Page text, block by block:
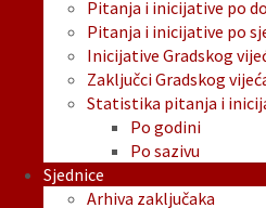
Pitanja i inicijative po
Pitanja i inicijative po
Inicijative Gradskog
Zaključci Gradskog
Statistika pitanja i
Po godini
Po sazivu
Sjednice
Arhiva zaključaka